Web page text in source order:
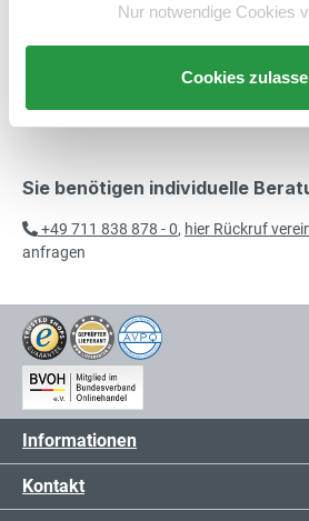
Nur notwendige Cookies
Cookies
Technische Daten
Sie benötigen individuelle
+49 711 838 878 - 0, hier Rückruf
anfragen
Informationen
Kontakt